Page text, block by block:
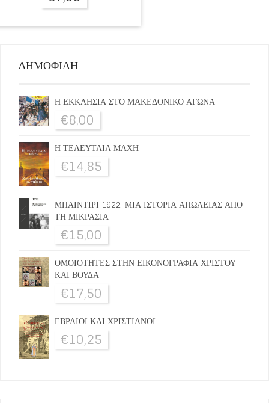
ΔΗΜΟΦΙΛΗ
Η ΕΚΚΛΗΣΙΑ ΣΤΟ ΜΑΚΕΔΟΝΙΚΟ ΑΓΩΝΑ
€8,00
Η ΤΕΛΕΥΤΑΙΑ ΜΑΧΗ
€14,85
ΜΠΑΙΝΤΙΡΙ 1922-ΜΙΑ ΙΣΤΟΡΙΑ ΑΠΩΛΕΙΑΣ ΑΠΟ
ΤΗ ΜΙΚΡΑΣΙΑ
€15,00
ΟΜΟΙΟΤΗΤΕΣ ΣΤΗΝ ΕΙΚΟΝΟΓΡΑΦΙΑ ΧΡΙΣΤΟΥ
ΚΑΙ ΒΟΥΔΑ
€17,50
ΕΒΡΑΙΟΙ ΚΑΙ ΧΡΙΣΤΙΑΝΟΙ
€10,25